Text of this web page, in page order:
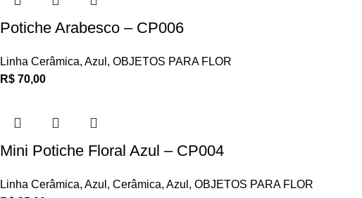
Potiche Arabesco – CP006
Linha Cerâmica, Azul , OBJETOS PARA FLOR
R$ 70,00
Mini Potiche Floral Azul – CP004
Linha Cerâmica, Azul , Cerâmica, Azul , OBJETOS PARA FLOR